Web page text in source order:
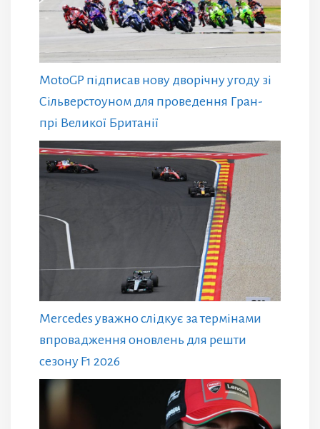
MotoGP підписав нову дворічну угоду зі
Сільверстоуном для проведення Гран-
прі Великої Британії
Mercedes уважно слідкує за термінами
впровадження оновлень для решти
сезону F1 2026